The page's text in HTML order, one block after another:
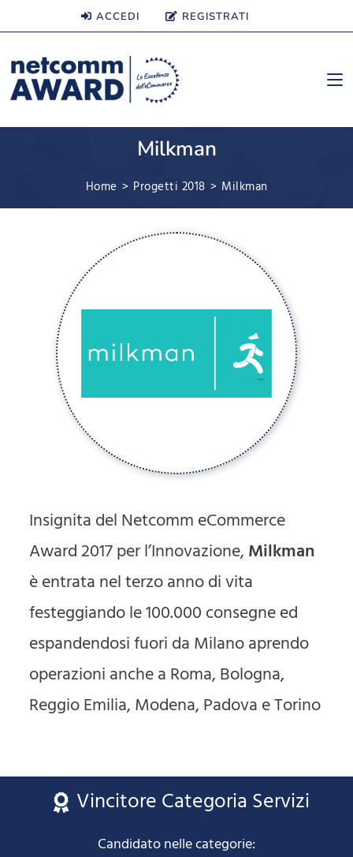
ACCEDI REGISTRATI
Milkman
Home > Progetti 2018 > Milkman
Insignita del Netcomm eCommerce
Award 2017 per l’Innovazione, Milkman
è entrata nel terzo anno di vita
festeggiando le 100.000 consegne ed
espandendosi fuori da Milano aprendo
operazioni anche a Roma, Bologna,
Reggio Emilia, Modena, Padova e Torino
Vincitore Categoria Servizi
Candidato nelle categorie: